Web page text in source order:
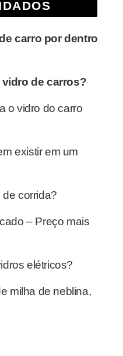
carro por dentro
de carros?
o vidro do carro
existir em um
corrida?
– Preço mais
elétricos?
milha de neblina,